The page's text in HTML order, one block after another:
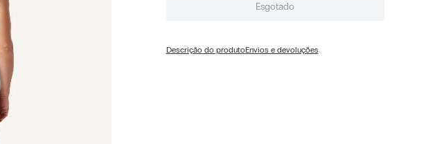
Esgotado
Descrição do produtoEnvios e devoluções